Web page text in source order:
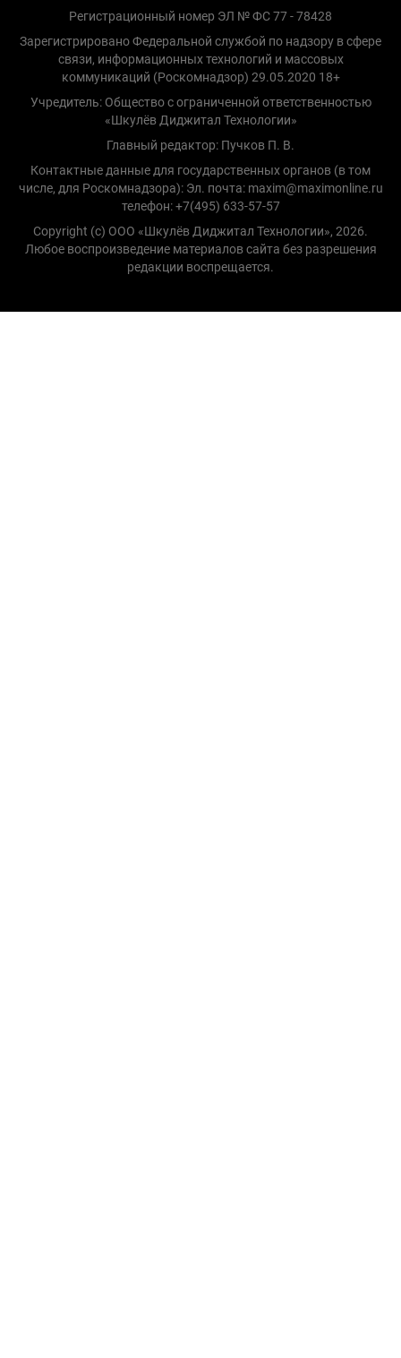
Регистрационный номер ЭЛ № ФС 77 - 78428
Зарегистрировано Федеральной службой по надзору в сфере
связи, информационных технологий и массовых
коммуникаций (Роскомнадзор) 29.05.2020 18+
Учредитель: Общество с ограниченной ответственностью
«Шкулёв Диджитал Технологии»
Главный редактор: Пучков П. В.
Контактные данные для государственных органов (в том
числе, для Роскомнадзора): Эл. почта: maxim@maximonline.ru
телефон: +7(495) 633-57-57
Copyright (с) ООО «Шкулёв Диджитал Технологии», 2026.
Любое воспроизведение материалов сайта без разрешения
редакции воспрещается.